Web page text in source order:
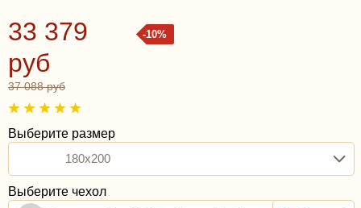
-10%
33 379
руб
37 088 руб
Выберите размер
180x200
Выберите чехол